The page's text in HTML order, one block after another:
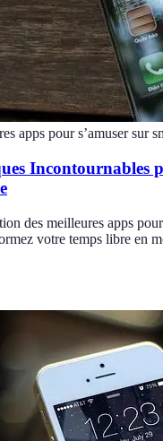
apps pour s’amuser sur
Incontournables
des meilleures apps pour
votre temps libre en